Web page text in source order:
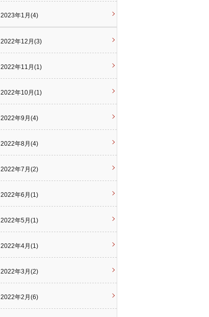
2023年1月(4)
2022年12月(3)
2022年11月(1)
2022年10月(1)
2022年9月(4)
2022年8月(4)
2022年7月(2)
2022年6月(1)
2022年5月(1)
2022年4月(1)
2022年3月(2)
2022年2月(6)